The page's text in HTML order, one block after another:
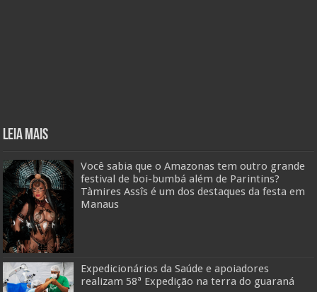
Leia mais
Você sabia que o Amazonas tem outro grande
festival de boi-bumbá além de Parintins?
Tàmires Assîs é um dos destaques da festa em
Manaus
Expedicionários da Saúde e apoiadores
realizam 58ª Expedição na terra do guaraná